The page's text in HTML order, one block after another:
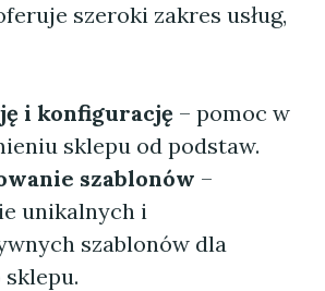
szeroki zakres usług,
i konfigurację – pomoc w
sklepu od podstaw.
szablonów –
unikalnych i
szablonów dla